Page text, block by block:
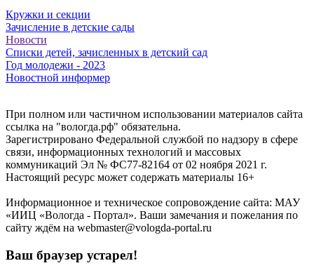
Кружки и секции
Зачисление в детские сады
Новости
Списки детей, зачисленных в детский сад
Год молодежи - 2023
Новостной информер
При полном или частичном использовании материалов сайта
ссылка на "вологда.рф" обязательна.
Зарегистрировано Федеральной службой по надзору в сфере
связи, информационных технологий и массовых
коммуникаций Эл № ФС77-82164 от 02 ноября 2021 г.
Настоящий ресурс может содержать материалы 16+
Информационное и техническое сопровождение сайта: МАУ
«ИИЦ «Вологда - Портал». Ваши замечания и пожелания по
сайту ждём на webmaster@vologda-portal.ru
Ваш браузер устарел!